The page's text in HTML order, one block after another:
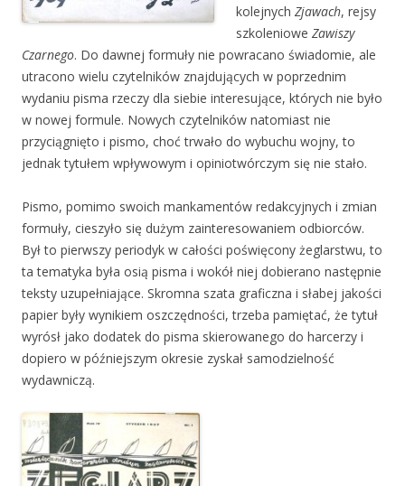
kolejnych Zjawach, rejsy
szkoleniowe Zawiszy
Czarnego. Do dawnej formuły nie powracano świadomie, ale
utracono wielu czytelników znajdujących w poprzednim
wydaniu pisma rzeczy dla siebie interesujące, których nie było
w nowej formule. Nowych czytelników natomiast nie
przyciągnięto i pismo, choć trwało do wybuchu wojny, to
jednak tytułem wpływowym i opiniotwórczym się nie stało.
Pismo, pomimo swoich mankamentów redakcyjnych i zmian
formuły, cieszyło się dużym zainteresowaniem odbiorców.
Był to pierwszy periodyk w całości poświęcony żeglarstwu, to
ta tematyka była osią pisma i wokół niej dobierano następnie
teksty uzupełniające. Skromna szata graficzna i słabej jakości
papier były wynikiem oszczędności, trzeba pamiętać, że tytuł
wyrósł jako dodatek do pisma skierowanego do harcerzy i
dopiero w późniejszym okresie zyskał samodzielność
wydawniczą.